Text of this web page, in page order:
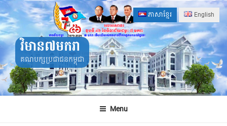
Skip
to
content
ភាសាខ្មែរ English
វិមាន៧មករា
គណបក្សប្រជាជនកម្ពុជា
Menu